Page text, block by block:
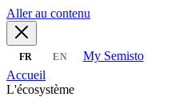
Aller au contenu
FR EN
My Semisto
Accueil
L'écosystème